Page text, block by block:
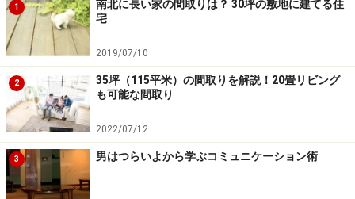
とめるとよいでしょう。
室内に使う色数を抑えて、床や壁の色合いを白に近い色でま
とめるとすっきりとした印象になり、広く見えます
部屋の中には、床・壁・天井のほか、家具やカーテン、
クッションなど、たくさんのものがあり、それぞれの色
があふれています。そのため、室内の色数が多すぎると
1
南北に長い家の間取りは？ 30坪の敷地に建てる住
宅
2019/07/10
2
35坪（115平米）の間取りを解説！20畳リビング
も可能な間取り
2022/07/12
3 男はつらいよから学ぶコミュニケーション術